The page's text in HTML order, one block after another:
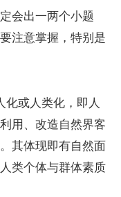
会出一两个小题
注意掌握，特别是
或人类化，即人
用、改造自然界客
其体现即有自然面
类个体与群体素质